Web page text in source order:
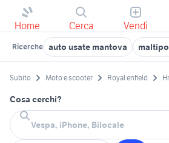
Home Cerca Vendi
Ricerche auto usate mantova
Subito Moto e scooter Royal enfield
Cosa cerchi?